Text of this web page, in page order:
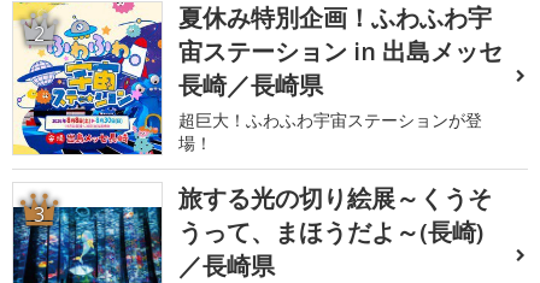
2
夏休み特別企画！ふわふわ宇
宙ステーション in 出島メッセ
長崎／長崎県
超巨大！ふわふわ宇宙ステーションが登
場！
3
旅する光の切り絵展～くうそ
うって、まほうだよ～(長崎)
／長崎県